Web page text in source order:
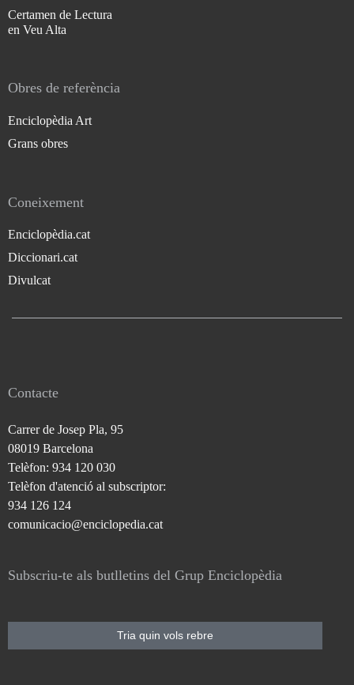
Certamen de Lectura
en Veu Alta
Obres de referència
Enciclopèdia Art
Grans obres
Coneixement
Enciclopèdia.cat
Diccionari.cat
Divulcat
Contacte
Carrer de Josep Pla, 95
08019 Barcelona
Telèfon: 934 120 030
Telèfon d'atenció al subscriptor:
934 126 124
comunicacio@enciclopedia.cat
Subscriu-te als butlletins del Grup Enciclopèdia
Tria quin vols rebre